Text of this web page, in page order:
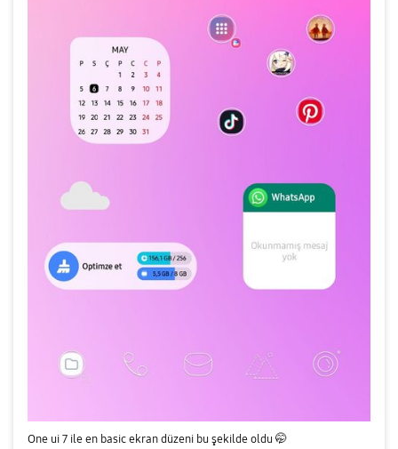
One ui 7 ile en basic ekran düzeni bu şekilde oldu 🤭